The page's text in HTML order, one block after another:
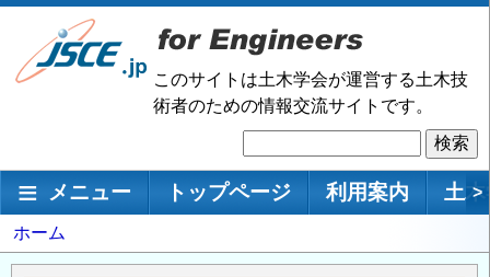
メ
ン
移
このサイトは土木学会が運営する土木技
術者のための情報交流サイトです。
索
メインナビゲーション
メニュー トップページ 利用案内 土 >
パ
ン
ホーム